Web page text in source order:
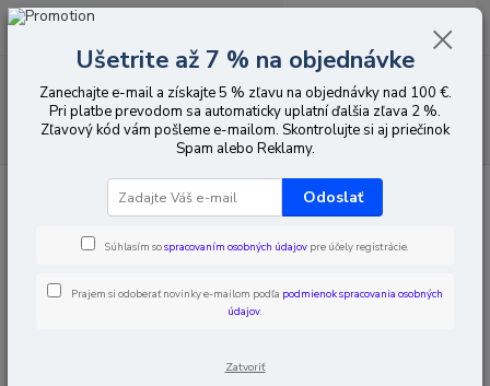
Hľadať
0,00 EUR
Siete LAN a Wi-Fi Prepäťové ochrany
Prepäťové ochrany
LAN prepäťovej ochrany
Ušetrite až 7 % na objednávke
Zanechajte e-mail a získajte 5 % zľavu na objednávky nad 100 €.
Pri platbe prevodom sa automaticky uplatní ďalšia zľava 2 %.
Zľavový kód vám pošleme e-mailom. Skontrolujte si aj priečinok
Spam alebo Reklamy.
Odoslať
Súhlasím sospracovaním osobných údajov pre účely registrácie.
Prajem si odoberať novinky e-mailom podľa podmienok spracovania osobných
údajov.
Zatvoriť